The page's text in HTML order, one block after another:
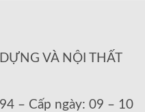
VÀ NỘI THẤT
– Cấp ngày: 09 – 10